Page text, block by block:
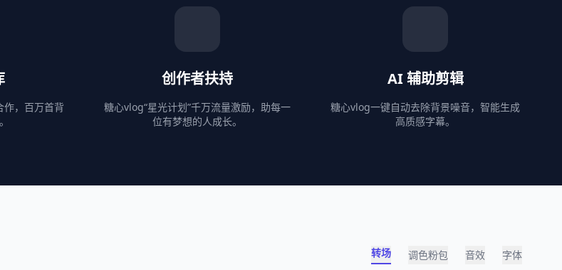
，百万首背
创作者扶持
糖心vlog“星光计划”千万流量激励，助每一
位有梦想的人成长。
AI 辅助剪辑
糖心vlog一键自动去除背景噪音，智能生成
高质感字幕。
转场 调色粉包 音效 字体